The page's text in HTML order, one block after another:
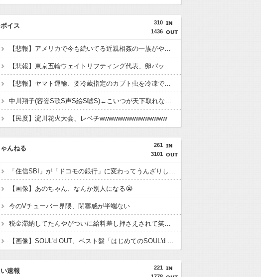
310
1436
イス
【悲報】アメリカで今も続いてる近親相姦の一族がやばすぎる
【悲報】東京五輪ウェイトリフティング代表、卵パックを盗んで逮捕wwwwwwww
【悲報】ヤマト運輸、要冷蔵指定のカブト虫を冷凍でお届けしてしまい無事死亡
中川翔子(容姿S歌S声S絵S嘘S)←こいつが天下取れなかった理由？
【民度】淀川花火大会、レベチwwwwwwwwwwwwwww
261
3101
んねる
「住信SBI」が「ドコモの銀行」に変わってうんざりしてるやつw w w
【画像】あのちゃん、なんか別人になる😭
今のVチューバー界隈、閉塞感が半端ない…
税金滞納してたんやがついに給料差し押さえされて笑えん
【画像】SOUL'd OUT、ベスト盤「はじめてのSOUL'd OUT」をリリース！
221
速報